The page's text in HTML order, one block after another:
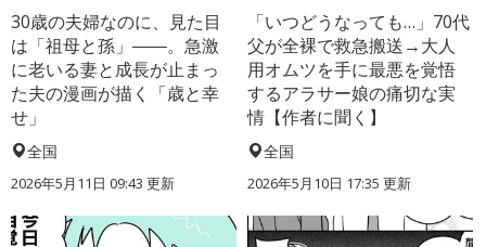
30歳の夫婦なのに、見た目
は「祖母と孫」――。急激
に老いる妻と成長が止まっ
た夫の漫画が描く「歳と幸
せ」
全国
2026年5月11日 09:43 更新
「いつどうなっても…」70代
父が全裸で救急搬送→大人
用オムツを手に最悪を覚悟
するアラサー娘の痛切な実
情【作者に聞く】
全国
2026年5月10日 17:35 更新